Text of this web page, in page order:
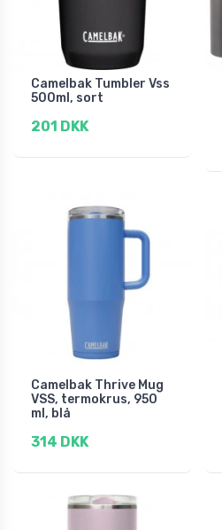
Camelbak Tumbler Vss
500ml, sort
201 DKK
Camelbak Thrive Mug
VSS, termokrus, 950
ml, blå
314 DKK